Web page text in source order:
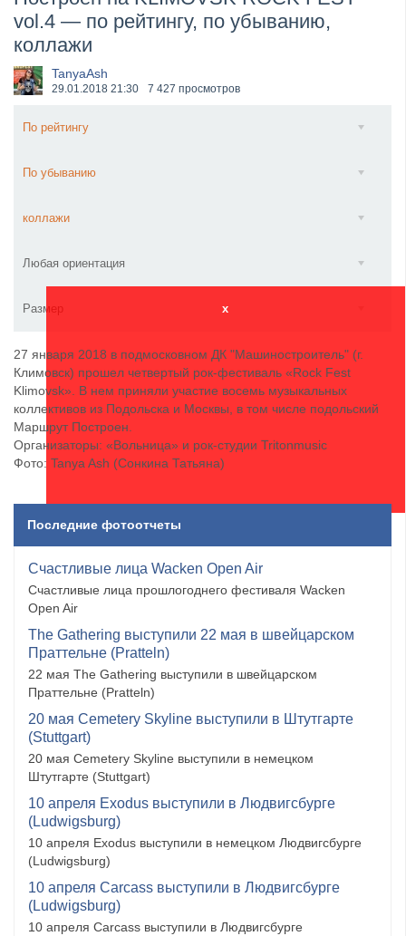
​Anthrax выпустили новый сингл и клип «Everybod...
vol.4 — по рейтингу, по убыванию,
коллажи
TanyaAsh
29.01.2018 21:30 7 427 просмотров
По рейтингу
По убыванию
коллажи
Любая ориентация
Размер x
27 января 2018 в подмосковном ДК "Машиностроитель" (г.
Климовск) прошел четвертый рок-фестиваль «Rock Fest
Klimovsk». В нем приняли участие восемь музыкальных
коллективов из Подольска и Москвы, в том числе подольский
Маршрут Построен.
Организаторы: «Вольница» и рок-студии Tritonmusic
Фото: Tanya Ash (Сонкина Татьяна)
Последние фотоотчеты
Счастливые лица Wacken Open Air
Счастливые лица прошлогоднего фестиваля Wacken
Open Air
The Gathering выступили 22 мая в швейцарском
Праттельне (Pratteln)
22 мая The Gathering выступили в швейцарском
Праттельне (Pratteln)
20 мая Cemetery Skyline выступили в Штутгарте
(Stuttgart)
20 мая Cemetery Skyline выступили в немецком
Штутгарте (Stuttgart)
10 апреля Exodus выступили в Людвигсбурге
(Ludwigsburg)
10 апреля Exodus выступили в немецком Людвигсбурге
(Ludwigsburg)
10 апреля Carcass выступили в Людвигсбурге
(Ludwigsburg)
10 апреля Carcass выступили в Людвигсбурге